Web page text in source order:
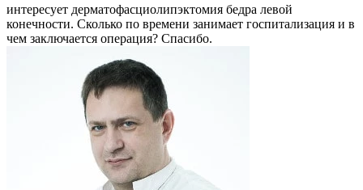
интересует дерматофасциолипэктомия бедра левой
конечности. Сколько по времени занимает госпитализация и в
чем заключается операция? Спасибо.